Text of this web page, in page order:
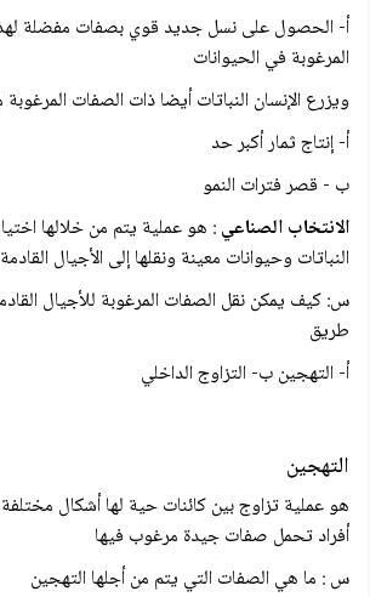
أ- الحصول على نسل جديد قوي بصفات مفضلة
المرغوبة في الحيوانات
ويزرع الإنسان النباتات أيضا ذات الصفات
أ- إنتاج ثمار أكبر حد
ب - قصر فترات النمو
الانتخاب الصناعي: هو عملية يتم من خلالها
النباتات وحيوانات معينة ونقلها إلى الأجيال القادمة
س: كيف يمكن نقل الصفات المرغوبة للأجيال
طريق
أ- التهجين ب- التزاوج الداخلي
التهجين
هو عملية تزاوج بين كائنات حية لها أشكال
أفراد تحمل صفات جيدة مرغوب فيها
س : ما هي الصفات التي يتم من أجلها التهجين